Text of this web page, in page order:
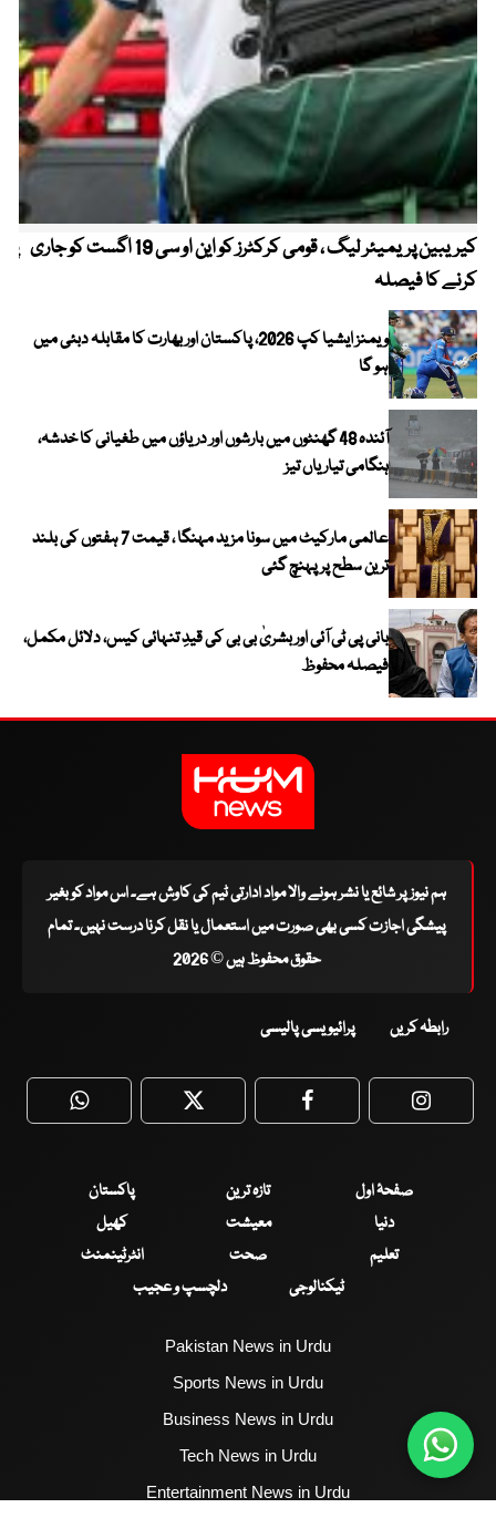
کیریبین پریمیئر لیگ ، قومی کرکٹرز کو این او سی 19 اگست کو جاری
کرنے کا فیصلہ
ویمنز ایشیا کپ 2026، پاکستان اور بھارت کا مقابلہ دبئی میں
ہو گا
آئندہ 48 گھنٹوں میں بارشوں اور دریاؤں میں طغیانی کا خدشہ،
ہنگامی تیاریاں تیز
عالمی مارکیٹ میں سونا مزید مہنگا ، قیمت 7 ہفتوں کی بلند
ترین سطح پر پہنچ گئی
بانی پی ٹی آئی اور بشریٰ بی بی کی قیدِ تنہائی کیس، دلائل مکمل،
فیصلہ محفوظ
ہم نیوز پر شائع یا نشر ہونے والا مواد ادارتی ٹیم کی کاوش ہے۔ اس مواد کو بغیر
پیشگی اجازت کسی بھی صورت میں استعمال یا نقل کرنا درست نہیں۔ تمام
حقوق محفوظ ہیں © 2026
رابطہ کریں پرائیویسی پالیسی
WhatsApp Twitter Facebook
صفحۂ اول تازہ ترین
پاکستان
دنیا
معیشت
کھیل
تعلیم
صحت
انٹرٹینمنٹ
ٹیکنالوجی
دلچسپ و عجیب
Pakistan News in Urdu
Sports News in Urdu
Business News in Urdu
Tech News in Urdu
Entertainment News in Urdu